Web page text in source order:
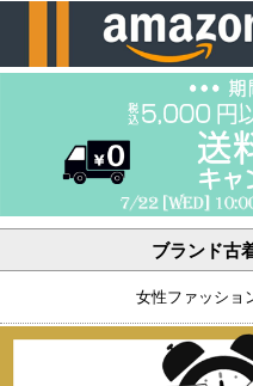
ブランド古
女性ファッショ